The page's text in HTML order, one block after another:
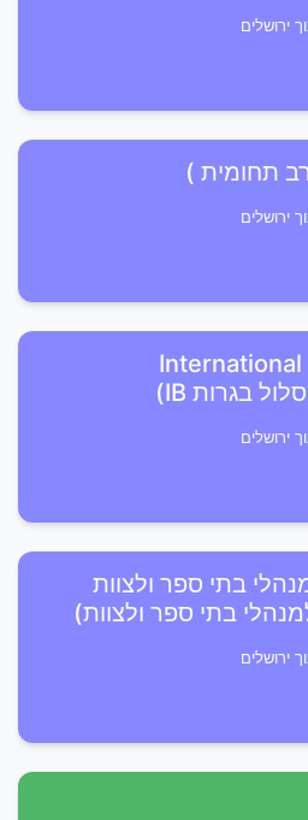
ירושלים
תחומית )
ירושלים
לימודים בינלאומיים International
ירושלים
בתי ספר ולצוות
למנהלי בתי ספר ולצוות)
ירושלים